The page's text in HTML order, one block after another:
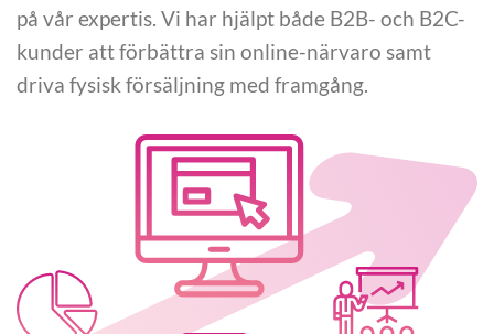
på vår expertis. Vi har hjälpt både B2B- och B2C-
kunder att förbättra sin online-närvaro samt
driva fysisk försäljning med framgång.